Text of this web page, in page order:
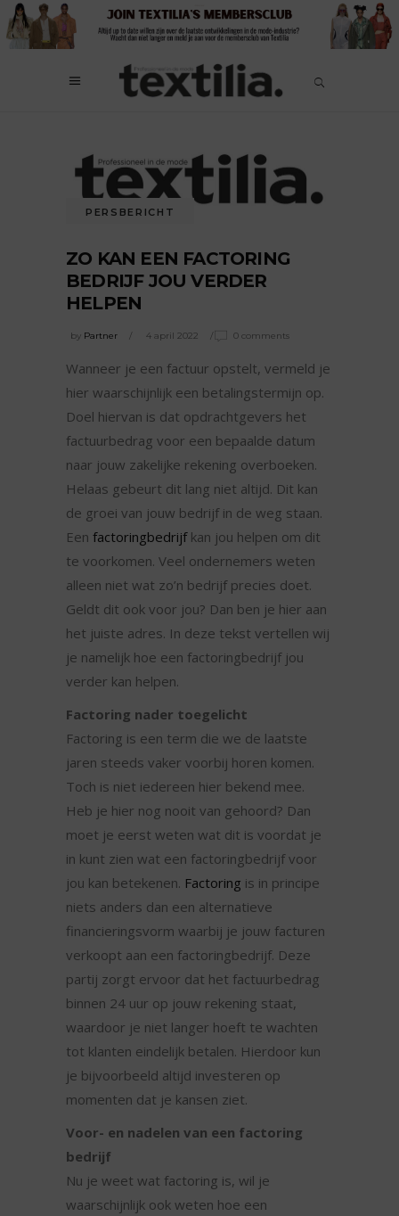
PERSBERICHT
ZO KAN EEN FACTORING
BEDRIJF JOU VERDER
HELPEN
by Partner 4 april 2022 0 comments
Wanneer je een factuur opstelt, vermeld je
hier waarschijnlijk een betalingstermijn op.
Doel hiervan is dat opdrachtgevers het
factuurbedrag voor een bepaalde datum
naar jouw zakelijke rekening overboeken.
Helaas gebeurt dit lang niet altijd. Dit kan
de groei van jouw bedrijf in de weg staan.
Een factoringbedrijfkan jou helpen om dit
te voorkomen. Veel ondernemers weten
alleen niet wat zo’n bedrijf precies doet.
Geldt dit ook voor jou? Dan ben je hier aan
het juiste adres. In deze tekst vertellen wij
je namelijk hoe een factoringbedrijf jou
verder kan helpen.
Factoring nader toegelicht
Factoring is een term die we de laatste
jaren steeds vaker voorbij horen komen.
Toch is niet iedereen hier bekend mee.
Heb je hier nog nooit van gehoord? Dan
moet je eerst weten wat dit is voordat je
in kunt zien wat een factoringbedrijf voor
jou kan betekenen. Factoring is in principe
niets anders dan een alternatieve
financieringsvorm waarbij je jouw facturen
verkoopt aan een factoringbedrijf. Deze
partij zorgt ervoor dat het factuurbedrag
binnen 24 uur op jouw rekening staat,
waardoor je niet langer hoeft te wachten
tot klanten eindelijk betalen. Hierdoor kun
je bijvoorbeeld altijd investeren op
momenten dat je kansen ziet.
Voor- en nadelen van een factoring
bedrijf
Nu je weet wat factoring is, wil je
waarschijnlijk ook weten hoe een